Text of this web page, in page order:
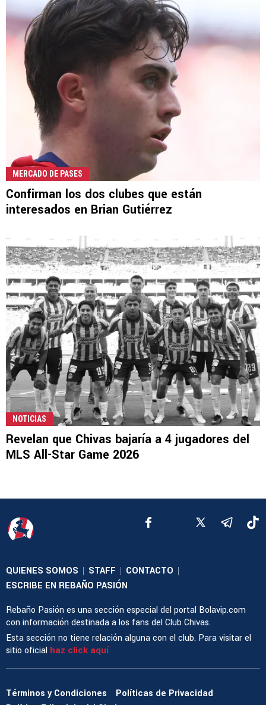
MERCADO DE PASES
Confirman los dos clubes que están
interesados en Brian Gutiérrez
NOTICIAS
Revelan que Chivas bajaría a 4 jugadores del
MLS All-Star Game 2026
QUIENES SOMOS | STAFF | CONTACTO |
ESCRIBE EN REBAÑO PASIÓN
Rebaño Pasión es una sección especial del portal Bolavip.com
con información destinada a los fans del Club Chivas.
Esta sección no tiene relación alguna con el club. Para visitar el
sitio oficial haz click aquí
Términos y Condiciones
Políticas de Privacidad